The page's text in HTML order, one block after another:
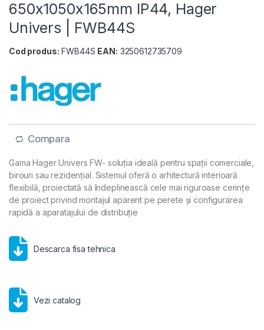
650x1050x165mm IP44, Hager
Univers | FWB44S
Cod produs: FWB44S EAN: 3250612735709
Compara
Gama Hager Univers FW- soluția ideală pentru spații comerciale,
birouri sau rezidențial. Sistemul oferă o arhitectură interioară
flexibilă, proiectată să îndeplinească cele mai riguroase cerințe
de proiect privind montajul aparent pe perete și configurarea
rapidă a aparatajului de distribuție
Descarca fisa tehnica
Vezi catalog